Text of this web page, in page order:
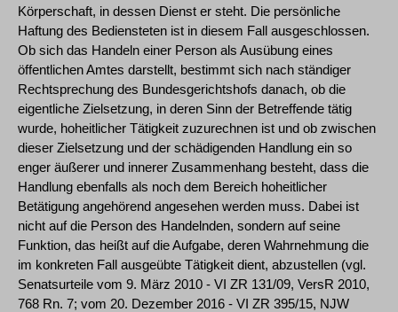
Körperschaft, in dessen Dienst er steht. Die persönliche
Haftung des Bediensteten ist in diesem Fall ausgeschlossen.
Ob sich das Handeln einer Person als Ausübung eines
öffentlichen Amtes darstellt, bestimmt sich nach ständiger
Rechtsprechung des Bundesgerichtshofs danach, ob die
eigentliche Zielsetzung, in deren Sinn der Betreffende tätig
wurde, hoheitlicher Tätigkeit zuzurechnen ist und ob zwischen
dieser Zielsetzung und der schädigenden Handlung ein so
enger äußerer und innerer Zusammenhang besteht, dass die
Handlung ebenfalls als noch dem Bereich hoheitlicher
Betätigung angehörend angesehen werden muss. Dabei ist
nicht auf die Person des Handelnden, sondern auf seine
Funktion, das heißt auf die Aufgabe, deren Wahrnehmung die
im konkreten Fall ausgeübte Tätigkeit dient, abzustellen (vgl.
Senatsurteile vom 9. März 2010 - VI ZR 131/09, VersR 2010,
768 Rn. 7; vom 20. Dezember 2016 - VI ZR 395/15, NJW